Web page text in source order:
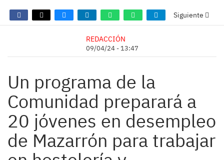
Siguiente
REDACCIÓN
09/04/24 - 13:47
Un programa de la
Comunidad preparará a
20 jóvenes en desempleo
de Mazarrón para trabajar